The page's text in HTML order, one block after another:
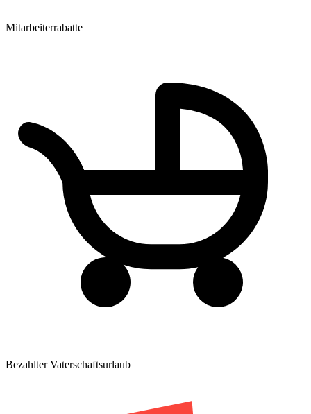
Mitarbeiterrabatte
Bezahlter Vaterschaftsurlaub